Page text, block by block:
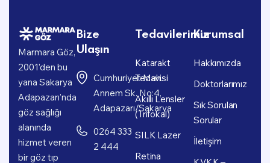
Marmara Göz,
2001’den bu
yana Sakarya
Adapazarı’nda
göz sağlığı
alanında
hizmet veren
bir göz tıp
Bize
Ulaşın
Cumhuriyet Mah.
Annem Sk. No:4,
Adapazarı/Sakarya
0264 333
2 444
Tedavilerimiz
Katarakt
Tedavisi
Akıllı Lensler
(Trifokal)
SILK Lazer
Retina
Kurumsal
Hakkımızda
Doktorlarımız
Sık Sorulan
Sorular
İletişim